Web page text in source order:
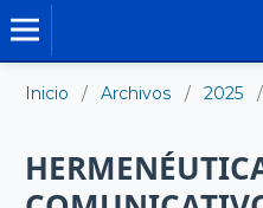
Inicio / Archivos / 2025 /